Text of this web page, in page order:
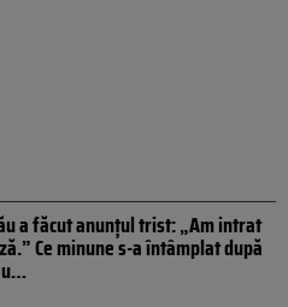
a făcut anunțul trist: „Am intrat
Ce minune s-a întâmplat după